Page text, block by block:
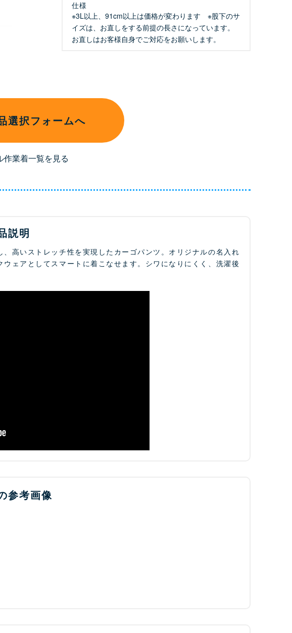
仕様
※3L以上、91cm以上は価格が変わります ※股下のサ
イズは、お直しをする前提の長さになっています。
お直しはお客様自身でご対応をお願いします。
選択フォームへ
作業着一覧を見る
説明
高いストレッチ性を実現したカーゴパンツ。オリジナルの名入れ
ェアとしてスマートに着こなせます。シワになりにくく、洗濯後
参考画像